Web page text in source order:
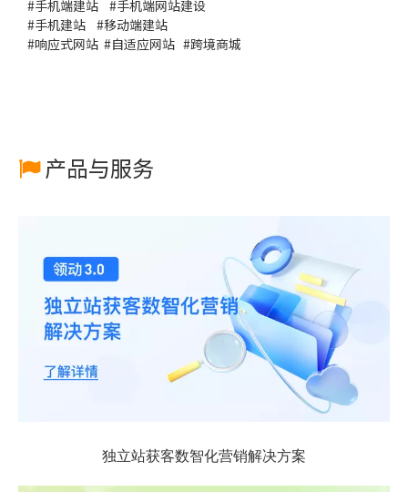
#手机端建站 #手机端网站建设
#手机建站 #移动端建站
#响应式网站 #自适应网站 #跨境商城
产品与服务
独立站获客数智化营销解决方案